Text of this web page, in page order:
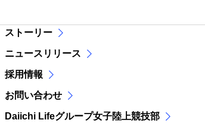
ストーリー
ニュースリリース
採用情報
お問い合わせ
Daiichi Lifeグループ女子陸上競技部